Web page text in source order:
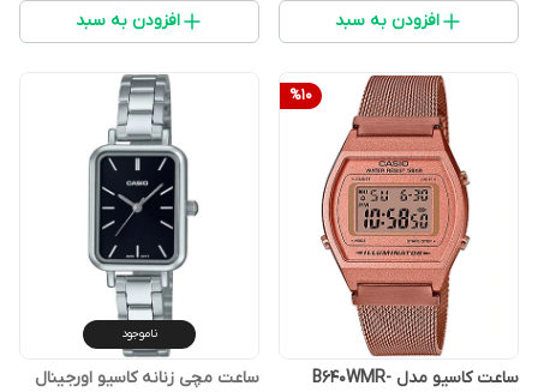
افزودن به سبد افزودن به سبد
%10
ساعت کاسیو مدل B640WMR-
ناموجود
ساعت مچی زنانه کاسیو اورجینال